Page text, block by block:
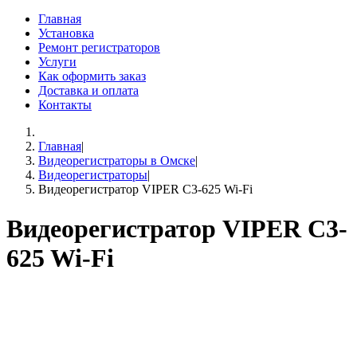
Главная
Установка
Ремонт регистраторов
Услуги
Как оформить заказ
Доставка и оплата
Контакты
Главная|
Видеорегистраторы в Омске|
Видеорегистраторы|
Видеорегистратор VIPER C3-625 Wi-Fi
Видеорегистратор VIPER C3-
625 Wi-Fi